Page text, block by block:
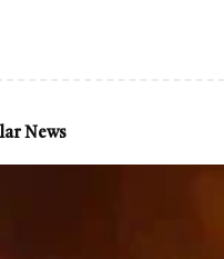
News